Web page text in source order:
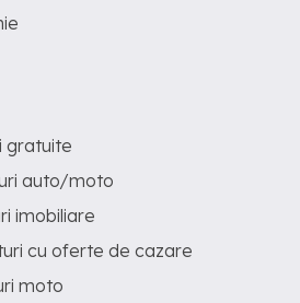
gratuite
auto/moto
imobiliare
cu oferte de cazare
moto